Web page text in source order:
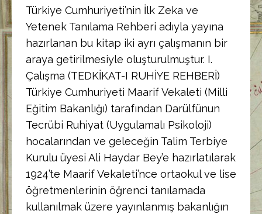
Türkiye Cumhuriyeti’nin İlk Zeka ve
Yetenek Tanılama Rehberi adıyla yayına
hazırlanan bu kitap iki ayrı çalışmanın bir
araya getirilmesiyle oluşturulmuştur. I.
Çalışma (TEDKİKAT-I RUHİYE REHBERİ)
Türkiye Cumhuriyeti Maarif Vekaleti (Milli
Eğitim Bakanlığı) tarafından Darülfünun
Tecrübi Ruhiyat (Uygulamalı Psikoloji)
hocalarından ve geleceğin Talim Terbiye
Kurulu üyesi Ali Haydar Bey’e hazırlatılarak
1924’te Maarif Vekaleti’nce ortaokul ve lise
öğretmenlerinin öğrenci tanılamada
kullanılmak üzere yayınlanmış bakanlığın